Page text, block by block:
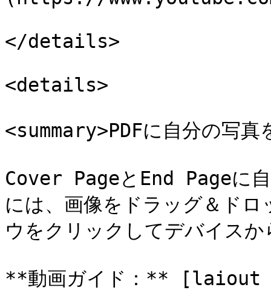
</details>
<details>
<summary>PDFに自分の写
Cover PageとEnd Pageに
には、画像をドラッグ＆ド
ウをクリックしてデバイス
**動画ガイド：** [laiout